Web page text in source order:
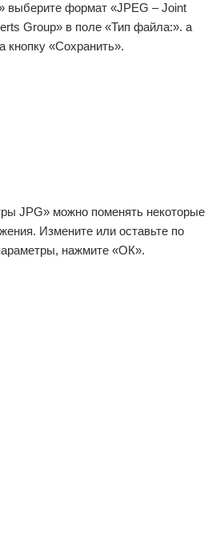
выберите формат «JPEG – Joint
Group» в поле «Тип файла:». а
кнопку «Сохранить».
JPG» можно поменять некоторые
Измените или оставьте по
нажмите «ОК».